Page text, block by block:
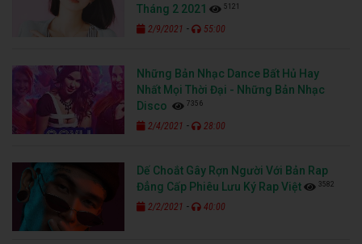
Tháng 2 2021
5121
2/9/2021 - 55:00
Những Bản Nhạc Dance Bất Hủ Hay
Nhất Mọi Thời Đại - Những Bản Nhạc
Disco
7356
2/4/2021 - 28:00
Dế Choắt Gây Rợn Người Với Bản Rap
Đẳng Cấp Phiêu Lưu Ký Rap Việt
3582
2/2/2021 - 40:00